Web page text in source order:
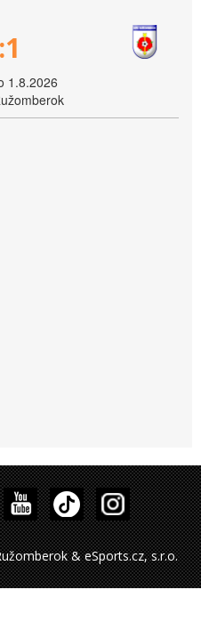
1.8.2026
& eSports.cz, s.r.o.